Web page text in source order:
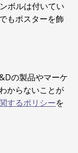
ボルは付いてい
もポスターを飾
の製品やマーケ
からないことが
するポリシーを